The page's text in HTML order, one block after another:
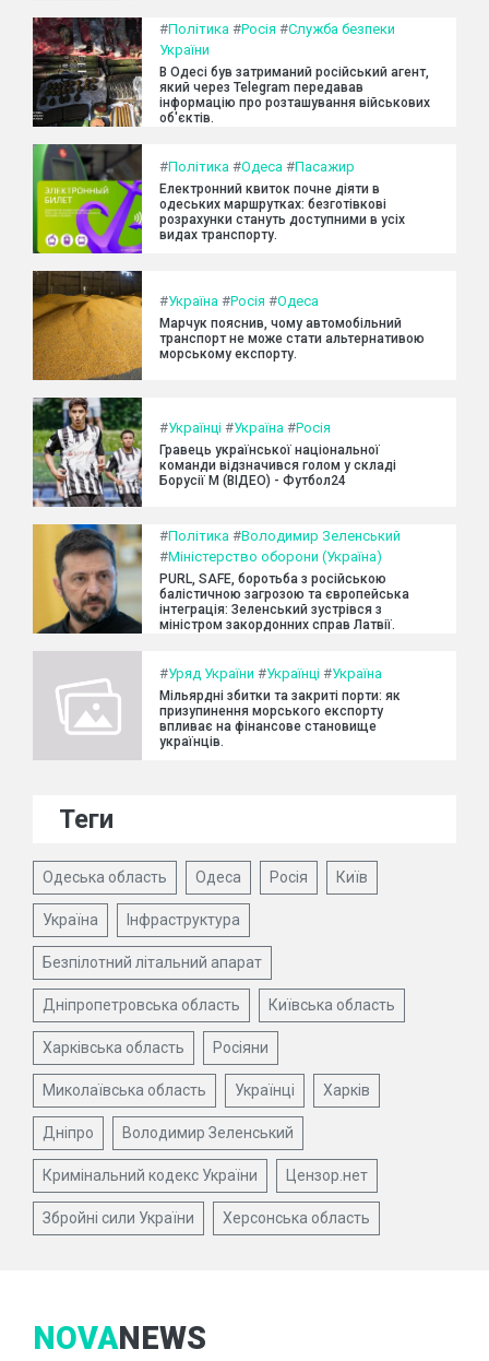
#Політика #Росія #Служба безпеки
України
В Одесі був затриманий російський агент,
який через Telegram передавав
інформацію про розташування військових
об'єктів.
#Політика #Одеса #Пасажир
Електронний квиток почне діяти в
одеських маршрутках: безготівкові
розрахунки стануть доступними в усіх
видах транспорту.
#Україна #Росія #Одеса
Марчук пояснив, чому автомобільний
транспорт не може стати альтернативою
морському експорту.
#Українці #Україна #Росія
Гравець української національної
команди відзначився голом у складі
Борусії М (ВІДЕО) - Футбол24
#Політика #Володимир Зеленський
#Міністерство оборони (Україна)
PURL, SAFE, боротьба з російською
балістичною загрозою та європейська
інтеграція: Зеленський зустрівся з
міністром закордонних справ Латвії.
#Уряд України #Українці #Україна
Мільярдні збитки та закриті порти: як
призупинення морського експорту
впливає на фінансове становище
українців.
Теги
Одеська область Одеса Росія Київ
Україна Інфраструктура
Безпілотний літальний апарат
Дніпропетровська область Київська область
Харківська область Росіяни
Миколаївська область Українці Харків
Дніпро Володимир Зеленський
Кримінальний кодекс України Цензор.нет
Збройні сили України Херсонська область
NOVANEWS